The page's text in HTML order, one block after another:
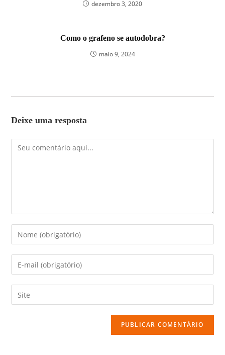
dezembro 3, 2020
Como o grafeno se autodobra?
maio 9, 2024
Deixe uma resposta